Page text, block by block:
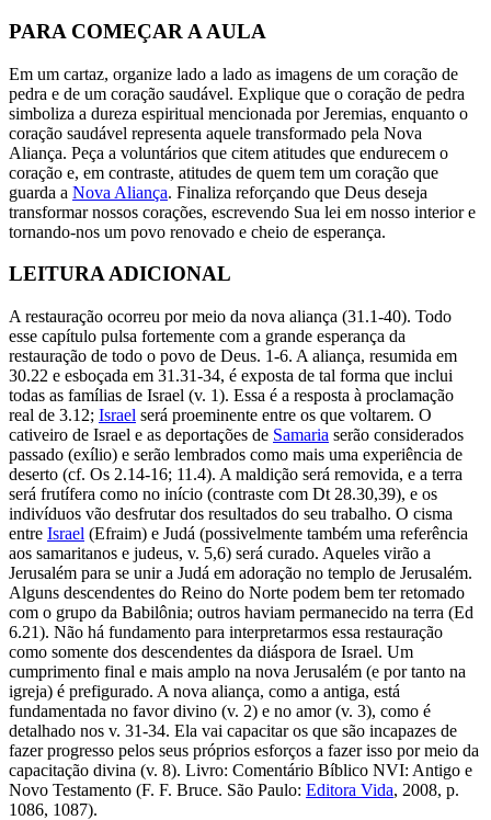
PARA COMEÇAR A AULA
Em um cartaz, organize lado a lado as imagens de um coração de
pedra e de um coração saudável. Explique que o coração de pedra
simboliza a dureza espiritual mencionada por Jeremias, enquanto o
coração saudável representa aquele transformado pela Nova
Aliança. Peça a voluntários que citem atitudes que endurecem o
coração e, em contraste, atitudes de quem tem um coração que
guarda a Nova Aliança. Finaliza reforçando que Deus deseja
transformar nossos corações, escrevendo Sua lei em nosso interior e
tornando-nos um povo renovado e cheio de esperança.
LEITURA ADICIONAL
A restauração ocorreu por meio da nova aliança (31.1-40). Todo
esse capítulo pulsa fortemente com a grande esperança da
restauração de todo o povo de Deus. 1-6. A aliança, resumida em
30.22 e esboçada em 31.31-34, é exposta de tal forma que inclui
todas as famílias de Israel (v. 1). Essa é a resposta à proclamação
real de 3.12; Israel será proeminente entre os que voltarem. O
cativeiro de Israel e as deportações de Samaria serão considerados
passado (exílio) e serão lembrados como mais uma experiência de
deserto (cf. Os 2.14-16; 11.4). A maldição será removida, e a terra
será frutífera como no início (contraste com Dt 28.30,39), e os
indivíduos vão desfrutar dos resultados do seu trabalho. O cisma
entre Israel (Efraim) e Judá (possivelmente também uma referência
aos samaritanos e judeus, v. 5,6) será curado. Aqueles virão a
Jerusalém para se unir a Judá em adoração no templo de Jerusalém.
Alguns descendentes do Reino do Norte podem bem ter retomado
com o grupo da Babilônia; outros haviam permanecido na terra (Ed
6.21). Não há fundamento para interpretarmos essa restauração
como somente dos descendentes da diáspora de Israel. Um
cumprimento final e mais amplo na nova Jerusalém (e por tanto na
igreja) é prefigurado. A nova aliança, como a antiga, está
fundamentada no favor divino (v. 2) e no amor (v. 3), como é
detalhado nos v. 31-34. Ela vai capacitar os que são incapazes de
fazer progresso pelos seus próprios esforços a fazer isso por meio da
capacitação divina (v. 8). Livro: Comentário Bíblico NVI: Antigo e
Novo Testamento (F. F. Bruce. São Paulo: Editora Vida, 2008, p.
1086, 1087).